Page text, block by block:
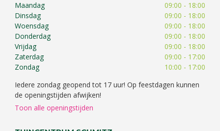
Maandag
09:00 - 18:00
Dinsdag
09:00 - 18:00
Woensdag
09:00 - 18:00
Donderdag
09:00 - 18:00
Vrijdag
09:00 - 18:00
Zaterdag
09:00 - 17:00
Zondag
10:00 - 17:00
Iedere zondag geopend tot 17 uur! Op feestdagen kunnen
de openingstijden afwijken!
Toon alle openingstijden